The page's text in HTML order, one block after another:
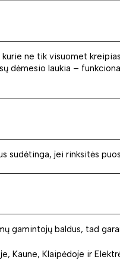
ne tik visuomet
dėmesio laukia –
sudėtinga, jei rinksitės
gamintojų baldus, tad
Kaune, Klaipėdoje ir